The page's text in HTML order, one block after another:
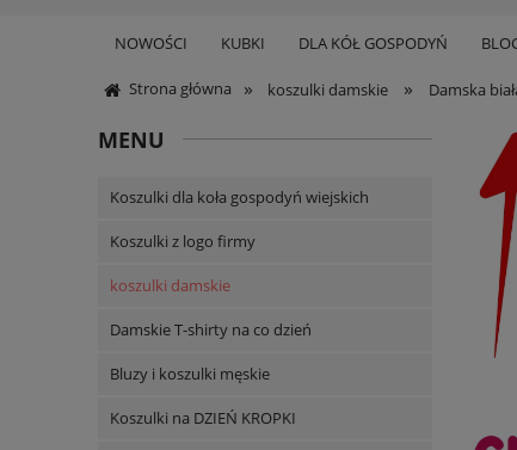
NOWOŚCI KUBKI DLA KÓŁ GOSPODYŃ
Strona główna » koszulki damskie » Damska
MENU
Koszulki dla koła gospodyń wiejskich
Koszulki z logo firmy
koszulki damskie
Damskie T-shirty na co dzień
Bluzy i koszulki męskie
Koszulki na DZIEŃ KROPKI